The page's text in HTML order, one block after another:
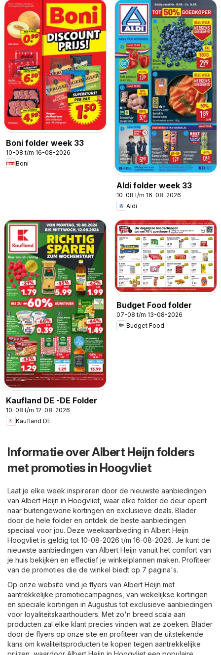
Boni folder week 33
10-08 t/m 16-08-2026
Boni
Aldi folder week 33
10-08 t/m 16-08-2026
Aldi
Kaufland DE -DE Folder
10-08 t/m 12-08-2026
Kaufland DE
Budget Food folder
07-08 t/m 13-08-2026
Budget Food
Informatie over Albert Heijn folders
met promoties in Hoogvliet
Laat je elke week inspireren door de nieuwste aanbiedingen
van Albert Heijn in Hoogvliet, waar elke folder de deur opent
naar buitengewone kortingen en exclusieve deals. Blader
door de hele folder en ontdek de beste aanbiedingen
speciaal voor jou. Deze weekaanbieding in Albert Heijn
Hoogvliet is geldig tot 10-08-2026 t/m 16-08-2026. Je kunt de
nieuwste aanbiedingen van Albert Heijn vanuit het comfort van
je huis bekijken en effectief je winkelplannen maken. Profiteer
van de promoties die de winkel biedt op 7 pagina's.
Op onze website vind je flyers van Albert Heijn met
aantrekkelijke promotiecampagnes, van wekelijkse kortingen
en speciale kortingen in Augustus tot exclusieve aanbiedingen
voor loyaliteitskaarthouders. Met zo'n breed scala aan
producten zal elke klant precies vinden wat ze zoeken. Blader
door de flyers op onze site en profiteer van de uitstekende
kans om kwaliteitsproducten te kopen tegen aantrekkelijke